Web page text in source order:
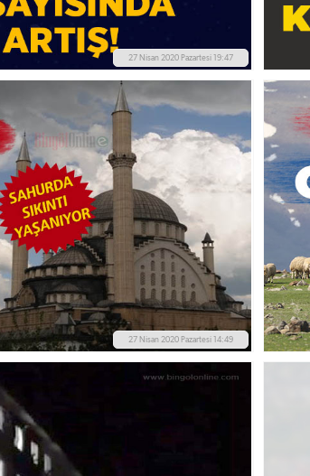
27 Nisan 2020 Pazartesi 19:47
27 Nisan 2020 Pazartesi 14:49